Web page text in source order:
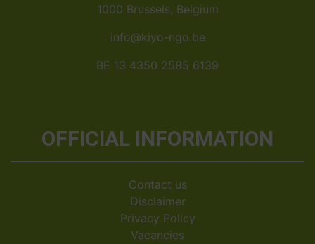
1000 Brussels, Belgium
info@kiyo-ngo.be
BE 13 4350 2585 6139
OFFICIAL INFORMATION
Contact us
Disclaimer
Privacy Policy
Vacancies